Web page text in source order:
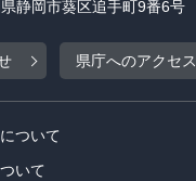
静岡市葵区追手町9番6号
県庁へのアクセス
ついて
いて